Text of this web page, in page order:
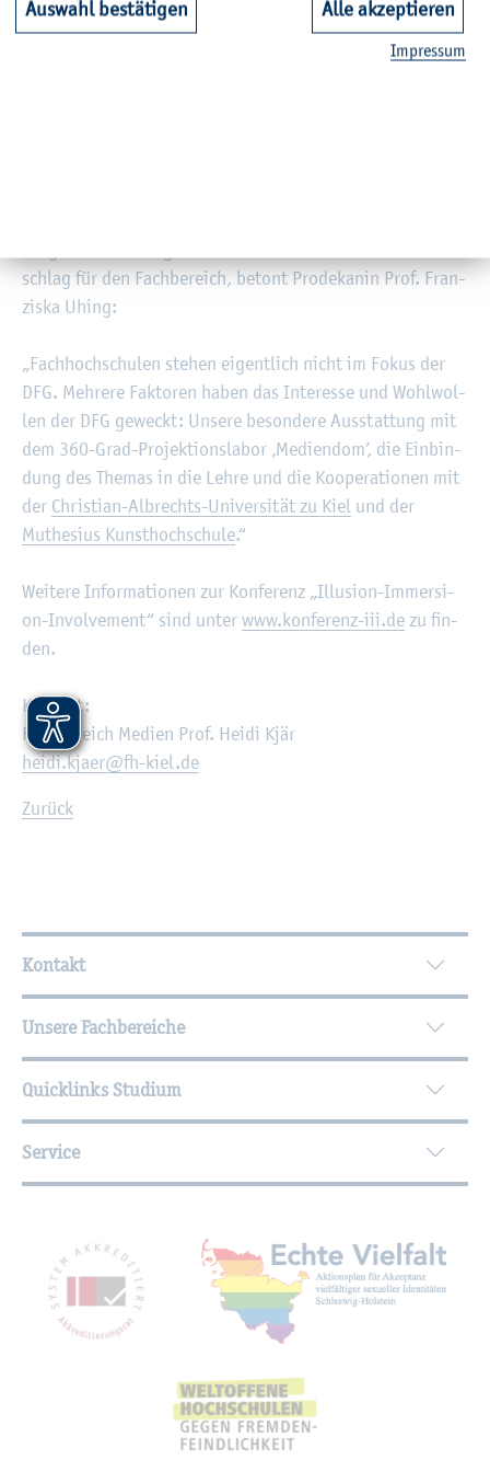
sen­ta­tio­nen, die es Be­trach­ten­den er­mög­li­chen, in frem­
schlag für den Fach­be­reich, be­tont Pro­de­ka­nin Prof. Fran­
zis­ka Uhing:
„Fach­hoch­schu­len ste­hen ei­gent­lich nicht im Fokus der
DFG. Meh­re­re Fak­to­ren haben das In­ter­es­se und Wohl­wol­
len der DFG ge­weckt: Un­se­re be­son­de­re Aus­stat­tung mit
dem 360-Grad-Pro­jek­ti­ons­la­bor ‚Me­di­en­dom’, die Ein­bin­
dung des The­mas in die Lehre und die Ko­ope­ra­tio­nen mit
der Chris­ti­an-Al­brechts-Uni­ver­si­tät zu Kiel und der
Muthe­si­us Kunst­hoch­schu­le.“
Wei­te­re In­for­ma­tio­nen zur Kon­fe­renz „Il­lu­si­on-Im­mer­si­
on-In­vol­vement“ sind unter www.​konferenz-​iii.​de zu fin­
den.
Kon­takt:
Fach­be­reich Me­di­en Prof. Heidi Kjär
heidi.​kjaer@​fh-​kiel.​de
Zu­rück
Wei­ter­füh­ren­de In­for­ma­tio­nen
Kontakt
Unsere Fachbereiche
Quicklinks Studium
Service
Mit­glied­schaf­ten,
Auswahl bestätigen Alle akzeptieren
Im­pres­sum